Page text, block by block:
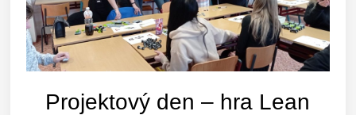
Projektový den – hra Lean